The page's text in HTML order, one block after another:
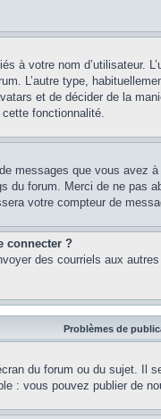
votre nom d’utilisateur.
L’autre type,
et de décider de la
fonctionnalité.
messages que vous
forum. Merci de ne pas
votre compteur de
connecter ?
des courriels aux
Problèmes de
du forum ou du sujet.
: vous pouvez publier de